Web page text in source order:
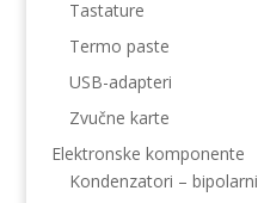
Tastature
Termo paste
USB-adapteri
Zvučne karte
Elektronske komponente
Kondenzatori – bipolarni